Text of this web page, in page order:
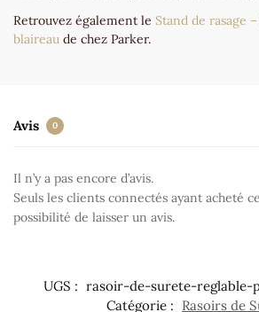
Retrouvez également le Stand de rasage
blaireau de chez Parker.
Avis 0
Il n’y a pas encore d’avis.
Seuls les clients connectés ayant acheté
possibilité de laisser un avis.
UGS : rasoir-de-surete-reglable-
Catégorie : Rasoirs de